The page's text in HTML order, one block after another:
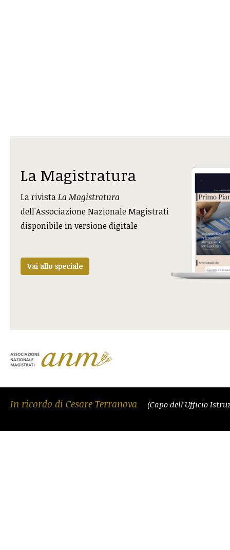
La Magistratura
La rivistaLa Magistratura
dell'Associazione Nazionale Magistrati
disponibile in versione digitale
Vai allo speciale
In ricordo di Cesare Terranova (Capo dell'Ufficio